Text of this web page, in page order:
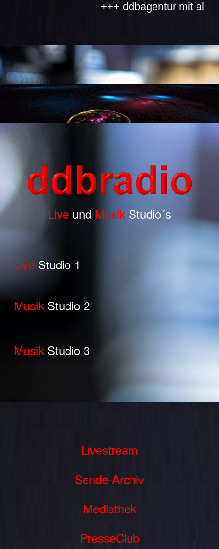
+++ ddbagentur mit allen
Live und Musik Studio´s
Live Studio 1
Musik Studio 2
Musik Studio 3
Livestream
Sende-Archiv
Mediathek
PresseClub